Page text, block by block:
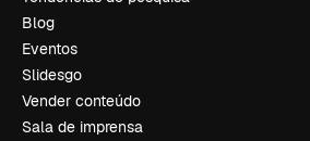
Blog
Eventos
Slidesgo
Vender conteúdo
Sala de imprensa